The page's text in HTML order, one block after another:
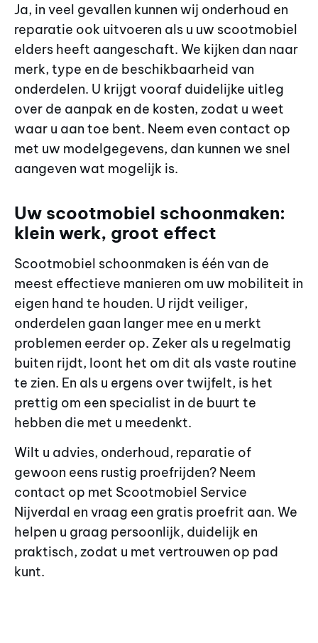
Ja, in veel gevallen kunnen wij onderhoud en
reparatie ook uitvoeren als u uw scootmobiel
elders heeft aangeschaft. We kijken dan naar
merk, type en de beschikbaarheid van
onderdelen. U krijgt vooraf duidelijke uitleg
over de aanpak en de kosten, zodat u weet
waar u aan toe bent. Neem even contact op
met uw modelgegevens, dan kunnen we snel
aangeven wat mogelijk is.
Uw scootmobiel schoonmaken:
klein werk, groot effect
Scootmobiel schoonmaken is één van de
meest effectieve manieren om uw mobiliteit in
eigen hand te houden. U rijdt veiliger,
onderdelen gaan langer mee en u merkt
problemen eerder op. Zeker als u regelmatig
buiten rijdt, loont het om dit als vaste routine
te zien. En als u ergens over twijfelt, is het
prettig om een specialist in de buurt te
hebben die met u meedenkt.
Wilt u advies, onderhoud, reparatie of
gewoon eens rustig proefrijden? Neem
contact op met Scootmobiel Service
Nijverdal en vraag een gratis proefrit aan. We
helpen u graag persoonlijk, duidelijk en
praktisch, zodat u met vertrouwen op pad
kunt.